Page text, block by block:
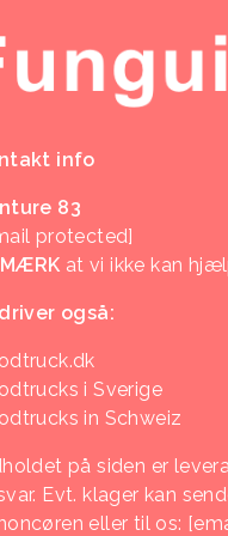
info
83
protected]
at vi ikke kan
også:
i Sverige
in Schweiz
på siden er
Evt. klager kan
eller til os: